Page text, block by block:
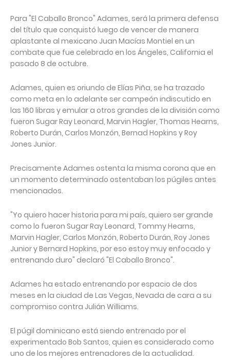
Para "El Caballo Bronco" Adames, será la primera defensa
del título que conquistó luego de vencer de manera
aplastante al mexicano Juan Macías Montiel en un
combate que fue celebrado en los Ángeles, California el
pasado 8 de octubre.
Adames, quien es oriundo de Elías Piña, se ha trazado
como meta en lo adelante ser campeón indiscutido en
las 160 libras y emular a otros grandes de la división como
fueron Sugar Ray Leonard, Marvin Hagler, Thomas Hearns,
Roberto Durán, Carlos Monzón, Bernad Hopkins y Roy
Jones Junior.
Precisamente Adames ostenta la misma corona que en
un momento determinado ostentaban los púgiles antes
mencionados.
"Yo quiero hacer historia para mi país, quiero ser grande
como lo fueron Sugar Ray Leonard, Tommy Hearns,
Marvin Hagler, Carlos Monzón, Roberto Durán, Roy Jones
Junior y Bernard Hopkins, por eso estoy muy enfocado y
entrenando duro" declaró "El Caballo Bronco".
Adames ha estado entrenando por espacio de dos
meses en la ciudad de Las Vegas, Nevada de cara a su
compromiso contra Julián Williams.
El púgil dominicano está siendo entrenado por el
experimentado Bob Santos, quien es considerado como
uno de los mejores entrenadores de la actualidad.